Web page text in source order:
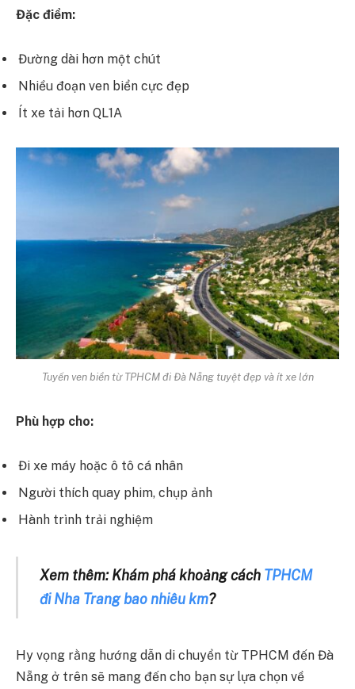
Đặc điểm:
Đường dài hơn một chút
Nhiều đoạn ven biển cực đẹp
Ít xe tải hơn QL1A
Tuyến ven biển từ TPHCM đi Đà Nẵng tuyệt đẹp và ít xe lớn
Phù hợp cho:
Đi xe máy hoặc ô tô cá nhân
Người thích quay phim, chụp ảnh
Hành trình trải nghiệm
Xem thêm: Khám phá khoảng cách TPHCM
đi Nha Trang bao nhiêu km?
Hy vọng rằng hướng dẫn di chuyển từ TPHCM đến Đà
Nẵng ở trên sẽ mang đến cho bạn sự lựa chọn về